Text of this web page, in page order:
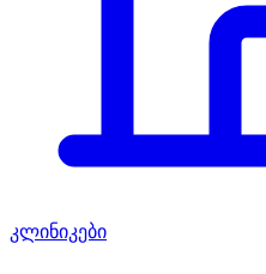
კლინიკები